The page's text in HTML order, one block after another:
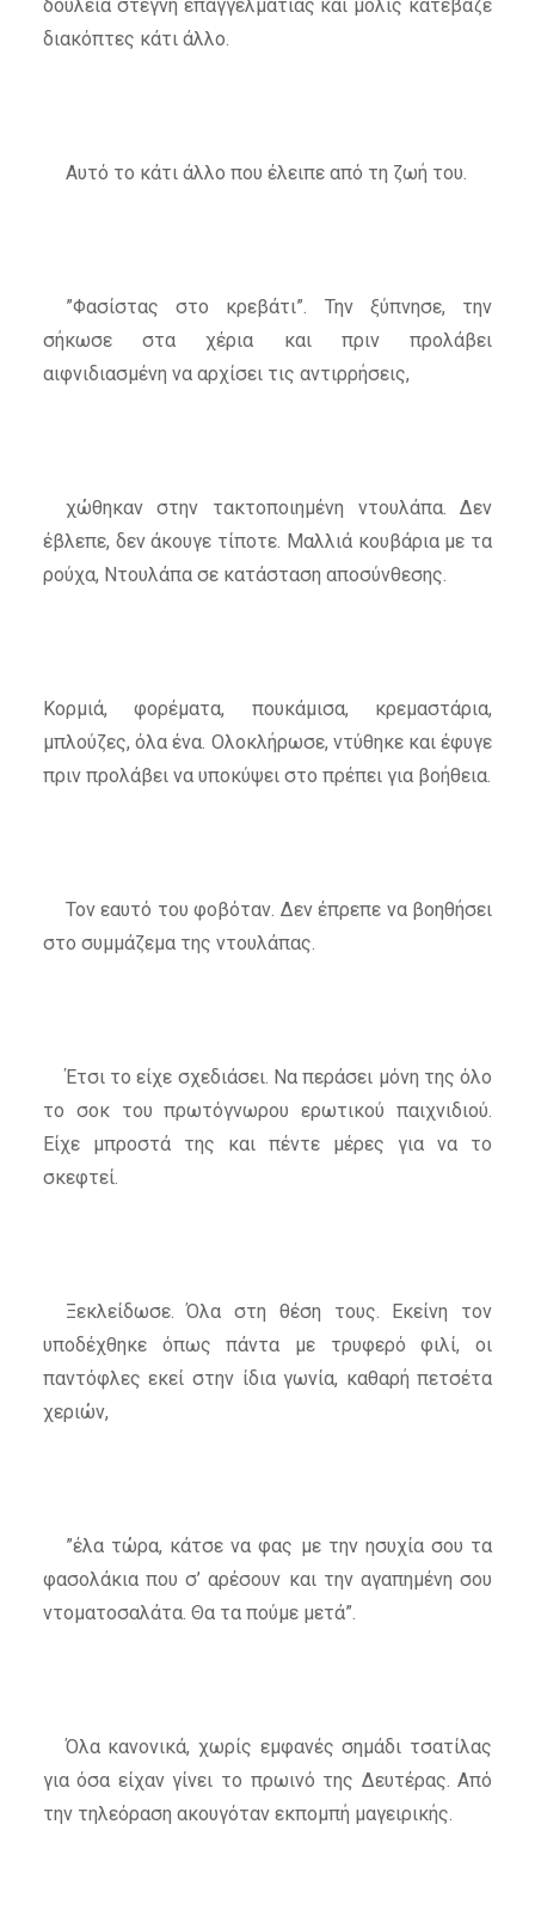
δουλειά στεγνή επαγγελματίας και μόλις κατέβαζε
διακόπτες κάτι άλλο.
Αυτό το κάτι άλλο που έλειπε από τη ζωή του.
”Φασίστας στο κρεβάτι”. Την ξύπνησε, την
σήκωσε στα χέρια και πριν προλάβει
αιφνιδιασμένη να αρχίσει τις αντιρρήσεις,
χώθηκαν στην τακτοποιημένη ντουλάπα. Δεν
έβλεπε, δεν άκουγε τίποτε. Μαλλιά κουβάρια με τα
ρούχα, Ντουλάπα σε κατάσταση αποσύνθεσης.
Κορμιά, φορέματα, πουκάμισα, κρεμαστάρια,
μπλούζες, όλα ένα. Ολοκλήρωσε, ντύθηκε και έφυγε
πριν προλάβει να υποκύψει στο πρέπει για βοήθεια.
Τον εαυτό του φοβόταν. Δεν έπρεπε να βοηθήσει
στο συμμάζεμα της ντουλάπας.
Έτσι το είχε σχεδιάσει. Να περάσει μόνη της όλο
το σοκ του πρωτόγνωρου ερωτικού παιχνιδιού.
Είχε μπροστά της και πέντε μέρες για να το
σκεφτεί.
Ξεκλείδωσε. Όλα στη θέση τους. Εκείνη τον
υποδέχθηκε όπως πάντα με τρυφερό φιλί, οι
παντόφλες εκεί στην ίδια γωνία, καθαρή πετσέτα
χεριών,
”έλα τώρα, κάτσε να φας με την ησυχία σου τα
φασολάκια που σ’ αρέσουν και την αγαπημένη σου
ντοματοσαλάτα. Θα τα πούμε μετά”.
Όλα κανονικά, χωρίς εμφανές σημάδι τσατίλας
για όσα είχαν γίνει το πρωινό της Δευτέρας. Από
την τηλεόραση ακουγόταν εκπομπή μαγειρικής.